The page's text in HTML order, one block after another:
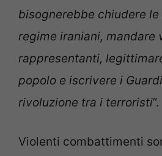
bisognerebbe chiudere
regime iraniani, mandare
rappresentanti,
popolo e iscrivere i
rivoluzione tra i terroristi”.
Violenti combattimenti